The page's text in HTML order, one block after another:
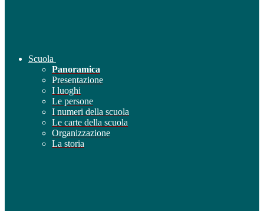
Scuola
Panoramica
Presentazione
I luoghi
Le persone
I numeri della scuola
Le carte della scuola
Organizzazione
La storia